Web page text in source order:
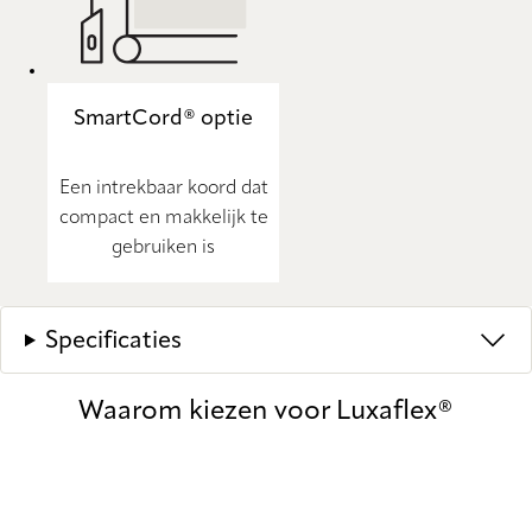
SmartCord® optie
Een intrekbaar koord dat
compact en makkelijk te
gebruiken is
Specificaties
Waarom kiezen voor Luxaflex®